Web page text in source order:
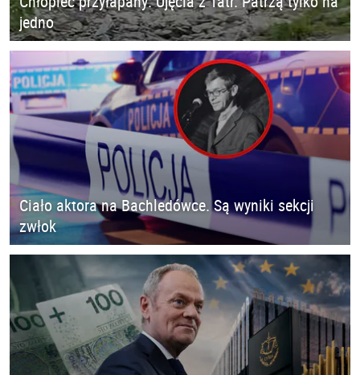
jedno
Ciało aktora na Bachledówce. Są wyniki sekcji
zwłok